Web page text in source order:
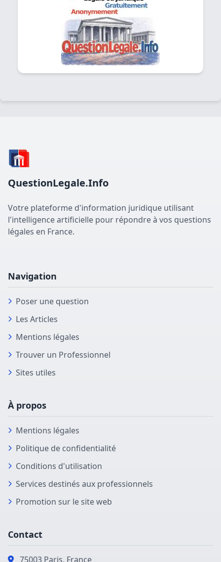
QuestionLegale.Info
Votre plateforme d'information juridique utilisant
l'intelligence artificielle pour répondre à vos questions
légales en France.
Navigation
Poser une question
Les Articles
Mentions légales
Trouver un Professionnel
Sites utiles
À propos
Mentions légales
Politique de confidentialité
Conditions d'utilisation
Services destinés aux professionnels
Promotion sur le site web
Contact
75003 Paris, France